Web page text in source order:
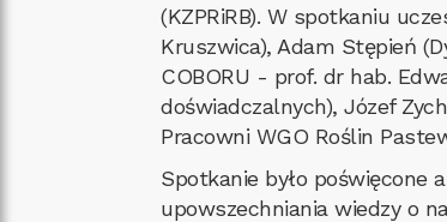
(KZPRiRB). W spotkaniu
Kruszwica), Adam Stępień
COBORU - prof. dr hab.
doświadczalnych), Józef
Pracowni WGO Roślin
Spotkanie było poświęcone
upowszechniania wiedzy o